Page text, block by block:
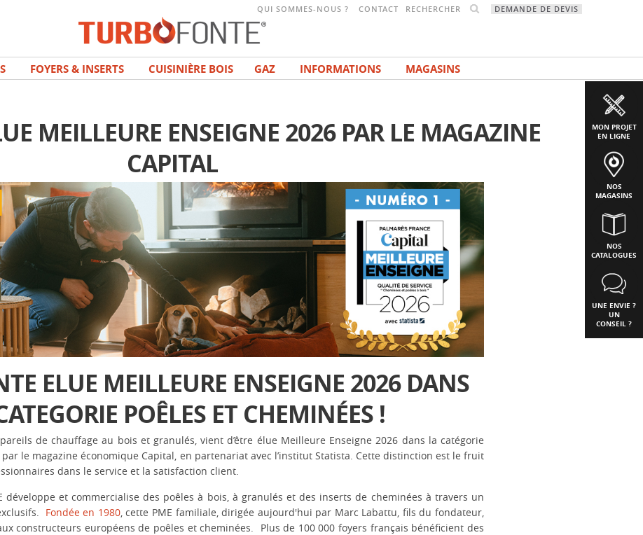
QUI SOMMES-NOUS ? CONTACT RECHERCHER DEMANDE DE DEVIS
FOYERS & INSERTS CUISINIÈRE BOIS GAZ INFORMATIONS MAGASINS
MEILLEURE ENSEIGNE 2026 PAR LE MAGAZINE
CAPITAL
ELUE MEILLEURE ENSEIGNE 2026 DANS
POÊLES ET CHEMINÉES !
de chauffage au bois et granulés, vient d’être élue Meilleure Enseigne 2026 dans la catégorie
par le magazine économique Capital, en partenariat avec l’institut Statista. Cette distinction est le fruit
dans le service et la satisfaction client.
développe et commercialise des poêles à bois, à granulés et des inserts de cheminées à travers un
Fondée en 1980, cette PME familiale, dirigée aujourd'hui par Marc Labattu, fils du fondateur,
constructeurs européens de poêles et cheminées. ​ Plus de 100 000 foyers français bénéficient des
MON PROJET
EN LIGNE
NOS
MAGASINS
NOS
CATALOGUES
UNE ENVIE ?
UN
CONSEIL ?